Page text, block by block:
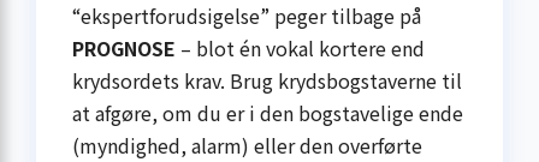
“ekspertforudsigelse” peger tilbage på
PROGNOSE – blot én vokal kortere end
krydsordets krav. Brug krydsbogstaverne til
at afgøre, om du er i den bogstavelige ende
(myndighed, alarm) eller den overførte